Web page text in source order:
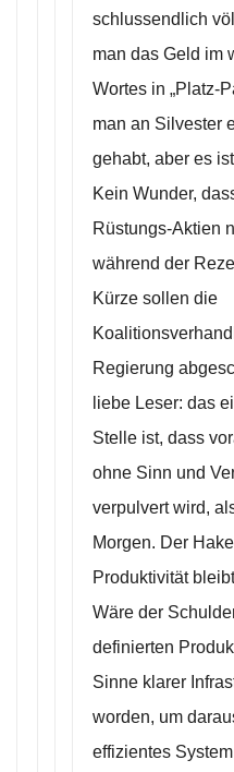
schlussendlich
man das Geld im
Wortes in „Platz-
man an Silvester
gehabt, aber es
Kein Wunder,
Rüstungs-Aktien
während der
Kürze sollen die
Regierung
liebe Leser: das
Stelle ist, dass
ohne Sinn und
verpulvert wird,
Morgen. Der
Produktivität
Wäre der
definierten
Sinne klarer
worden, um
effizientes